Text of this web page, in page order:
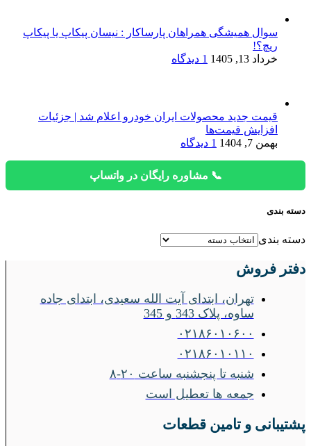
سوال همیشگی همراهان پارساکار : نیسان پیکاپ یا پیکاپ
ریچ؟!
خرداد 13, 1405
1 دیدگاه
قیمت جدید محصولات ایران خودرو اعلام شد | جزئیات
افزایش قیمت‌ها
بهمن 7, 1404
1 دیدگاه
📞 مشاوره رایگان در واتساپ
دسته بندی
دسته بندی
دفتر فروش
تهران، ابتدای آیت الله سعیدی، ابتدای جاده
ساوه، پلاک 343 و 345
۰۲۱۸۶۰۱۰۶۰۰
۰۲۱۸۶۰۱۰۱۱۰
شنبه تا پنجشنبه ساعت ۲۰-۸
جمعه ها تعطیل است
پشتیبانی و تامین قطعات